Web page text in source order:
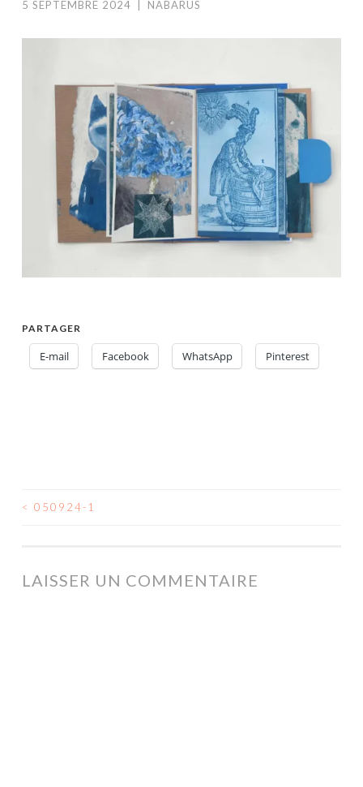
5 SEPTEMBRE 2024 NABARUS
PARTAGER
E-mail Facebook WhatsApp Pinterest
NAVIGATION
ARTICLES
< 050924-1
LAISSER UN COMMENTAIRE